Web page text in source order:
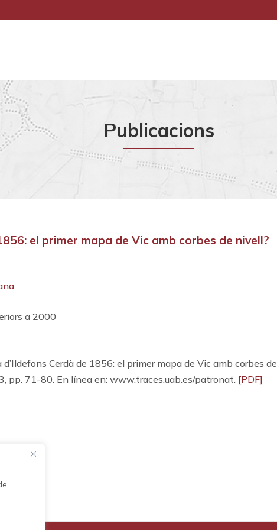
Publicacions
el primer mapa de Vic amb corbes de nivell?
a 2000
Cerdà de 1856: el primer mapa de Vic amb corbes de
pp. 71-80. En línea en: www.traces.uab.es/patronat. [PDF]